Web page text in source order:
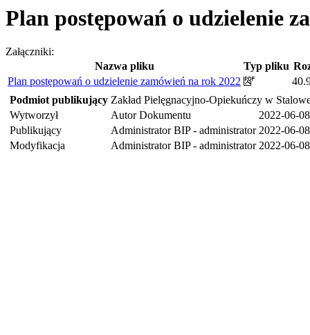
Plan postępowań o udzielenie
Załączniki:
Nazwa pliku
Typ pliku
Plan postępowań o udzielenie zamówień na rok 2022
Podmiot publikujący Zakład Pielęgnacyjno-Opiekuńczy w
Wytworzył
Autor Dokumentu
2022-06-08
Publikujący
Administrator BIP - administrator 2022-06-
Modyfikacja
Administrator BIP - administrator 2022-06-